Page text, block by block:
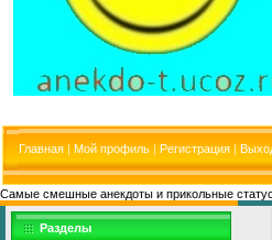
Главная | Мой профиль | Регистрация |
Самые смешные анекдоты и прикольные
Разделы